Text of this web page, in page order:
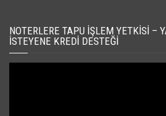
NOTERLERE TAPU İŞLEM YETKISI –
İSTEYENE KREDI DESTEĞI